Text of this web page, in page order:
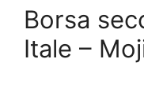
Borsa
Itale –